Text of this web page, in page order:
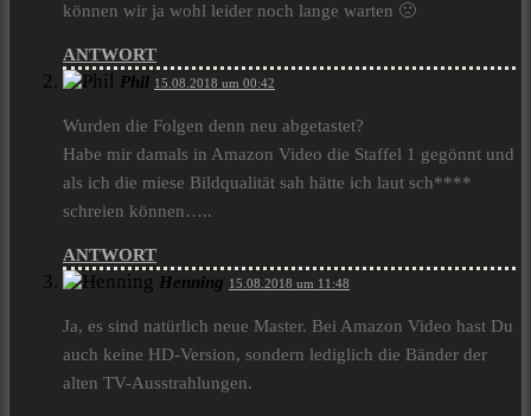
können wir ja wohl leider noch lange warten 🙁
ANTWORT
Phil 15.08.2018 um 00:42
Wurden die Folgen denn neu abgetastet?
Habe mir damals in Amazon Video die Staffel 1 gegönnt und
als ich die miese Bildqualität sah hätte ich laut sch****
schreien können…..
ANTWORT
Henning 15.08.2018 um 11:48
Ja, es sind natürlich neue Master. Bei Amazon Video hast Du
auch keine HD-Version, sondern lediglich die Bänder der
alten TV-Ausstrahlungen.